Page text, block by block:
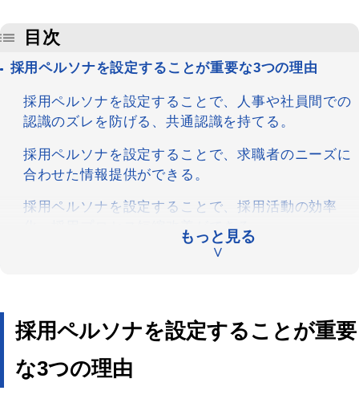
目次
採用ペルソナを設定することが重要な3つの理由
採用ペルソナを設定することで、人事や社員間での
認識のズレを防げる、共通認識を持てる。
採用ペルソナを設定することで、求職者のニーズに
合わせた情報提供ができる。
採用ペルソナを設定することで、採用活動の効率
化、採用プロセス短縮改善ができる。
採用ペルソナテンプレート（文章、コピペでご利用
できます。）
採用ペルソナテンプレート ダウンロード
もっと見る
∨
採用ペルソナを設定することが重要
な3つの理由